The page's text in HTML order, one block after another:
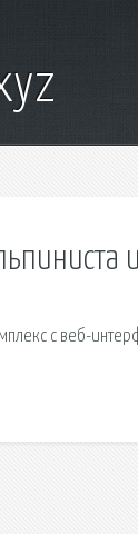
с веб-